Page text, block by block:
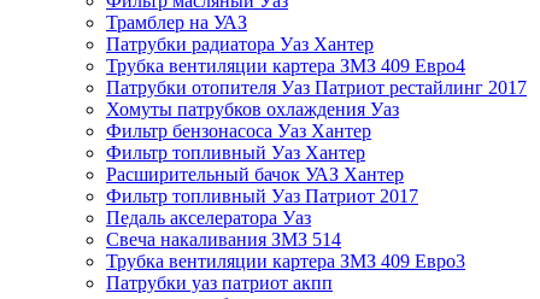
Трамблер на УАЗ
Патрубки радиатора Уаз Хантер
Трубка вентиляции картера ЗМЗ 409 Евро4
Патрубки отопителя Уаз Патриот рестайлинг 2017
Хомуты патрубков охлаждения Уаз
Фильтр бензонасоса Уаз Хантер
Фильтр топливный Уаз Хантер
Расширительный бачок УАЗ Хантер
Фильтр топливный Уаз Патриот 2017
Педаль акселератора Уаз
Свеча накаливания ЗМЗ 514
Трубка вентиляции картера ЗМЗ 409 Евро3
Патрубки уаз патриот акпп